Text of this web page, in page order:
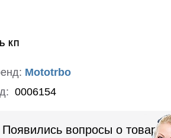
КП
Mototrbo
0006154
Появились вопросы о товаре?